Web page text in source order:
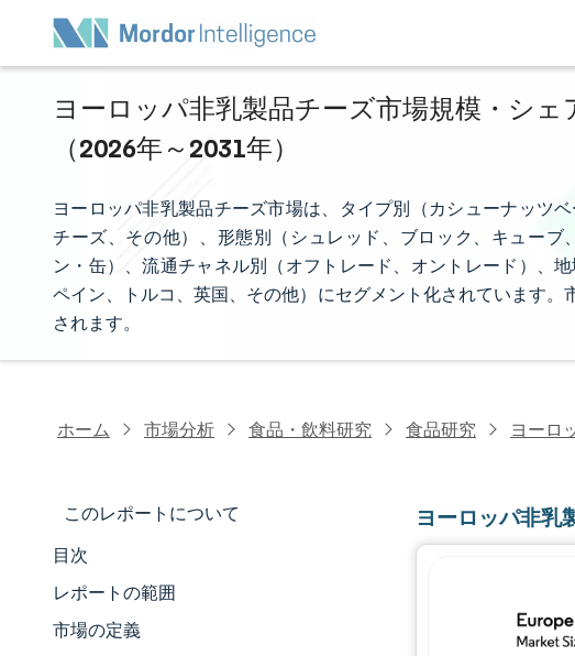
ヨーロッパ非乳製品チーズ市場規模・シ
（2026年～2031年）
ヨーロッパ非乳製品チーズ市場は、タイプ別（カシューナッツ
チーズ、その他）、形態別（シュレッド、ブロック、キュー
ン・缶）、流通チャネル別（オフトレード、オントレード）、
ペイン、トルコ、英国、その他）にセグメント化されています。
されます。
ホーム 市場分析 食品・飲料研究 食品研究 ヨーロ
このレポートについて
市場規模とシェア
市場分析
目次
レポートの範囲
市場の定義
ヨーロッパ非乳